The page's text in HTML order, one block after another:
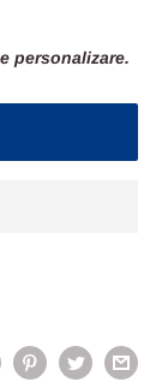
personalizare.